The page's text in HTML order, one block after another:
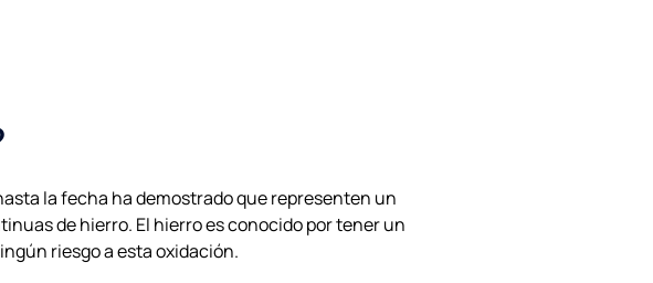
la fecha ha demostrado que representen un
de hierro. El hierro es conocido por tener un
riesgo a esta oxidación.